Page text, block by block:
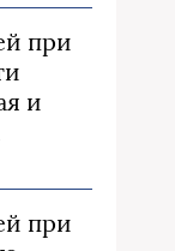
при
и
при